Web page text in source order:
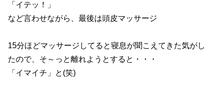
「イテッ！」
など言わせながら、最後は頭皮マッサージ
15分ほどマッサージしてると寝息が聞こえてきた気がし
たので、そ～っと離れようとすると・・・
「イマイチ」と(笑)